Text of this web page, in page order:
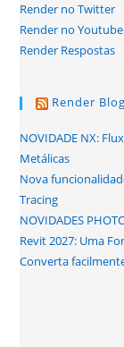
Render no Twitter
Render no Youtube
Render Respostas
Render Blog
NOVIDADE NX:
Metálicas
Nova
Tracing
NOVIDADES
Revit 2027: Uma
Converta